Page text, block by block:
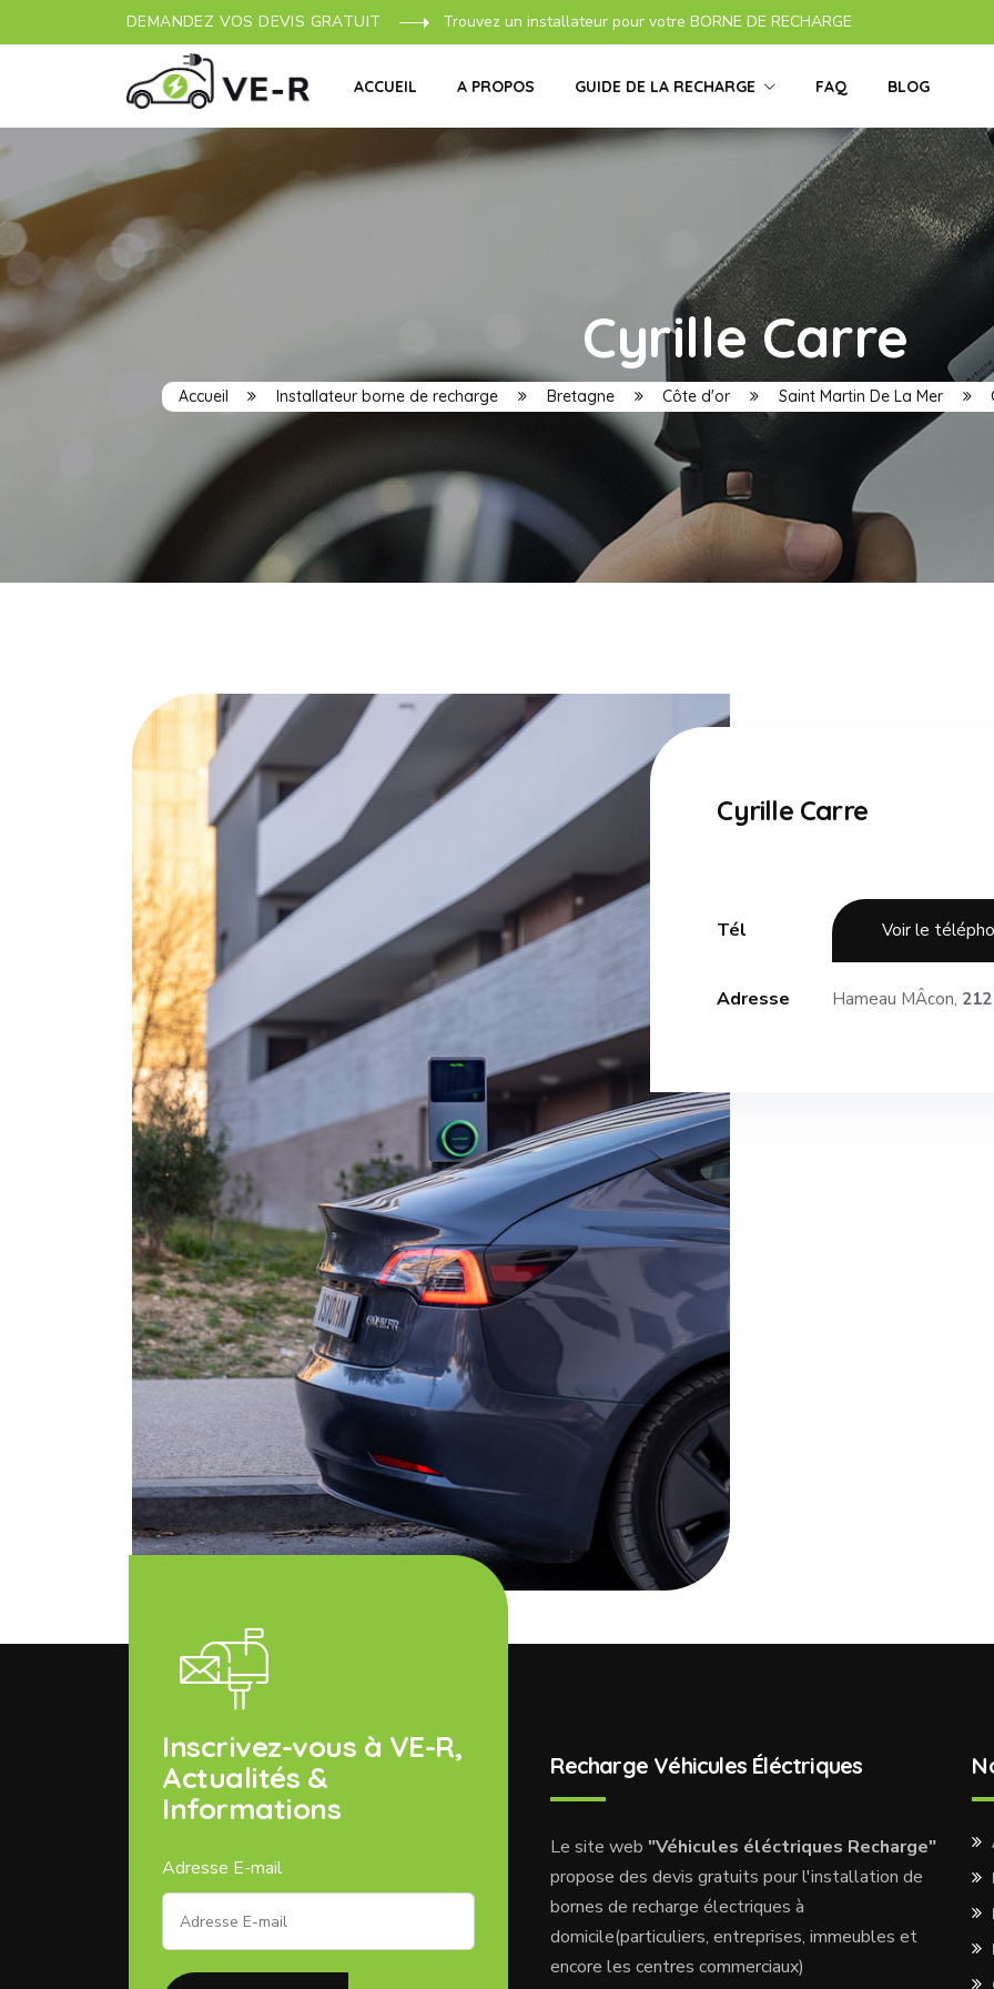
DEMANDEZ VOS DEVIS GRATUIT Trouvez un installateur pour votre BORNE DE RECHARGE
ACCUEIL A PROPOS GUIDE DE LA RECHARGE FAQ BLOG
Cyrille Carre
Accueil Installateur borne de recharge Bretagne Côte d'or Saint Martin De La Mer
Cyrille Carre
Tél Voir le
Adresse Hameau MÂcon,
Inscrivez-vous à VE-R,
Actualités &
Informations
Adresse E-mail
Recharge Véhicules Éléctriques
Le site web"Véhicules éléctriques Recharge"
propose des devis gratuits pour l'installation de
bornes de recharge électriques à
domicile(particuliers, entreprises, immeubles et
encore les centres commerciaux)